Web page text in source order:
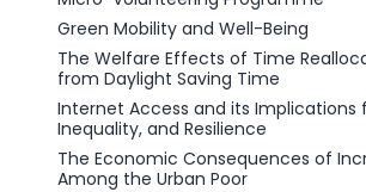
Green Mobility and Well-Being
The Welfare Effects of Time
from Daylight Saving Time
Internet Access and its Implications
Inequality, and Resilience
The Economic Consequences of
Among the Urban Poor